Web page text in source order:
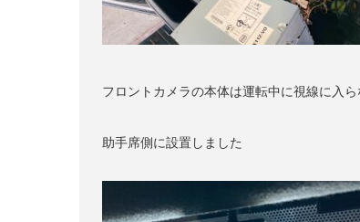
フロントカメラの本体は運転中に視線に入ら
助手席側に設置しました